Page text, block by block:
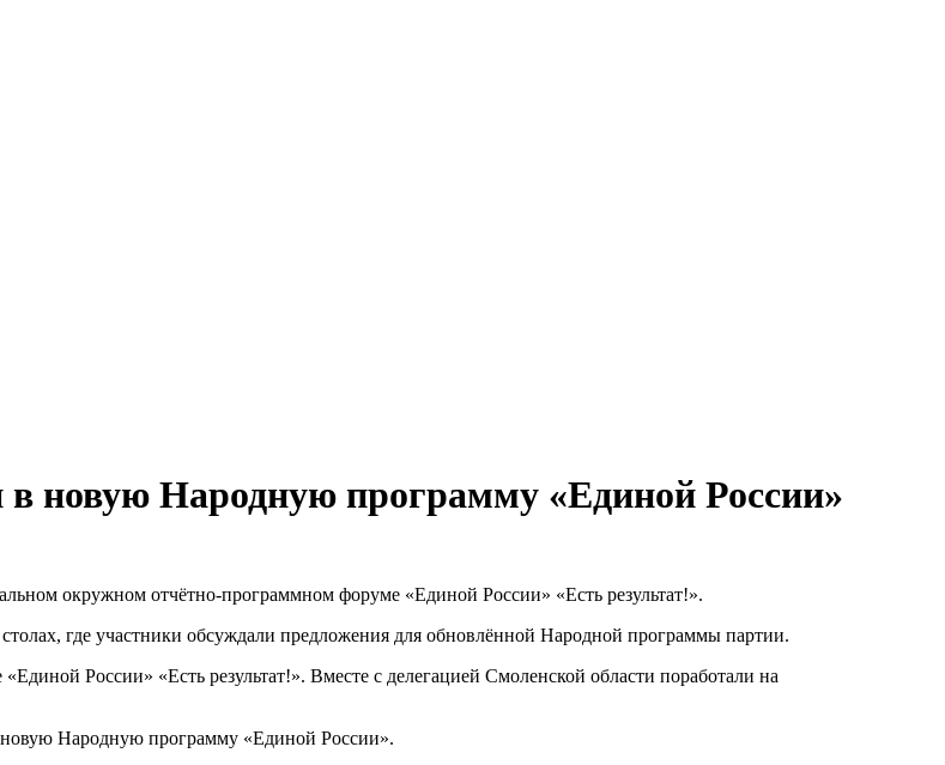
новую Народную программу «Единой России»
окружном отчётно-программном форуме «Единой России» «Есть результат!».
где участники обсуждали предложения для обновлённой Народной программы партии.
России» «Есть результат!». Вместе с делегацией Смоленской области поработали на
Народную программу «Единой России».